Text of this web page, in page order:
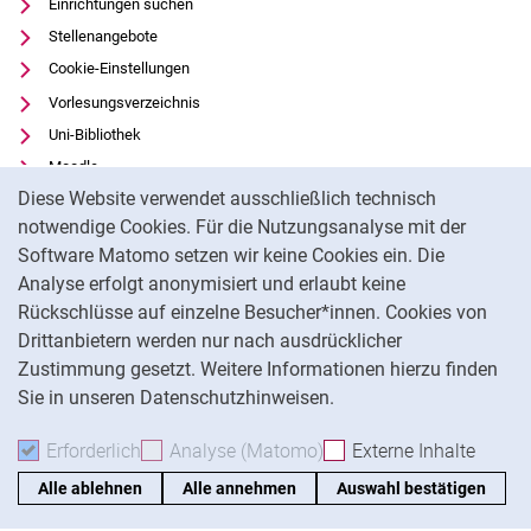
Diese Website verwendet ausschließlich technisch
notwendige Cookies. Für die Nutzungsanalyse mit der
Software Matomo setzen wir keine Cookies ein. Die
Analyse erfolgt anonymisiert und erlaubt keine
Rückschlüsse auf einzelne Besucher*innen. Cookies von
Drittanbietern werden nur nach ausdrücklicher
Zustimmung gesetzt. Weitere Informationen hierzu finden
Sie in unseren Datenschutzhinweisen.
Erforderlich Erforderliche Cookies akzeptieren
Analyse (Matomo) Analyse-Cookies
Externe Inhalte
Alle ablehnen Alle annehmen Auswahl bestätigen
Einrichtungen suchen
Stellenangebote
Cookie-Einstellungen
Vorlesungsverzeichnis
Uni-Bibliothek
Moodle
Panopto
Datenschutz
Barrierefreiheit
Transparenter KI-Einsatz
Impressum